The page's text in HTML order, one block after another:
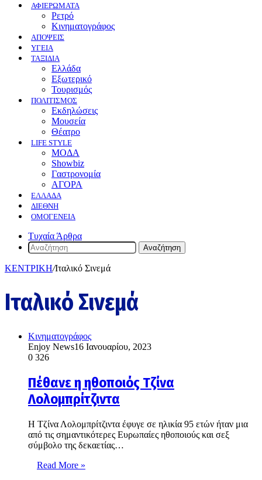
ΑΦΙΕΡΩΜΑΤΑ
Ρετρό
Κινηματογράφος
ΑΠΟΨΕΙΣ
ΥΓΕΙΑ
ΤΑΞΙΔΙΑ
Ελλάδα
Εξωτερικό
Τουρισμός
ΠΟΛΙΤΙΣΜΟΣ
Eκδηλώσεις
Mουσεία
Θέατρο
LIFE STYLE
ΜΟΔΑ
Showbiz
Γαστρονομία
ΑΓΟΡΑ
ΕΛΛΆΔΑ
ΔΙΕΘΝΉ
ΟΜΟΓΈΝΕΙΑ
Τυχαία Άρθρα
Αναζήτηση
ΚΕΝΤΡΙΚΗ/Ιταλικό Σινεμά
Ιταλικό Σινεμά
Κινηματογράφος
Enjoy News16 Ιανουαρίου, 2023
0 326
Πέθανε η ηθοποιός Τζίνα
Λολομπρίτζιντα
H Τζίνα Λολομπρίτζιντα έφυγε σε ηλικία 95 ετών ήταν μια
από τις σημαντικότερες Ευρωπαίες ηθοποιούς και σεξ
σύμβολο της δεκαετίας…
Read More »